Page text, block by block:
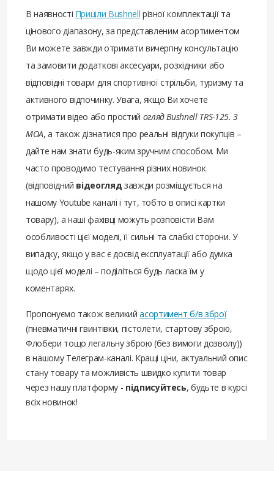
В наявності Приціли Bushnell різної комплектації та
цінового діапазону, за представленим асортиментом
Ви можете завжди отримати вичерпну консультацію
та замовити додаткові аксесуари, розхідники або
відповідні товари для спортивної стрільби, туризму та
активного відпочинку. Увага, якщо Ви хочете
отримати відео або простий огляд Bushnell TRS-125. 3
МОА, а також дізнатися про реальні відгуки покупців –
дайте нам знати будь-яким зручним способом. Ми
часто проводимо тестування різних новинок
(відповідний відеогляд завжди розміщується на
нашому Youtube каналі і тут, тобто в описі картки
товару), а наші фахівці можуть розповісти Вам
особливості цієї моделі, її сильні та слабкі сторони. У
випадку, якщо у вас є досвід експлуатації або думка
щодо цієї моделі – поділіться будь ласка їм у
коментарях.
Пропонуємо також великийасортимент б/в зброї
(пневматичні гвинтівки, пістолети, стартову зброю,
Флобери тощо легальну зброю (без вимоги дозволу))
в нашому Телеграм-каналі. Кращі ціни, актуальний опис
стану товару та можливість швидко купити товар
через нашу платформу - підписуйтесь, будьте в курсі
всіх новинок!